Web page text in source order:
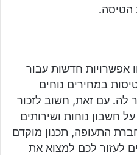
הטיסה.
אפשרויות חדשות עבור
במחירים נוחים
לה. עם זאת, חשוב לזכור
חשבון נוחות ושירותים
התעופה, תכנון מוקדם
לעזור לכם למצוא את